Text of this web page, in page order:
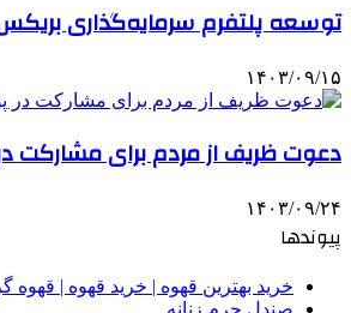
توسعه پلتفرم سرمایه‌گذاری
۱۴۰۳/۰۹/۱۵
دعوت ظریف از مردم برای مشارکت در پویش کاهش ۲
۱۴۰۳/۰۹/۲۴
پیوندها
خرید بهترین قهوه | خرید قهوه | قهوه
صندل چرم زنانه